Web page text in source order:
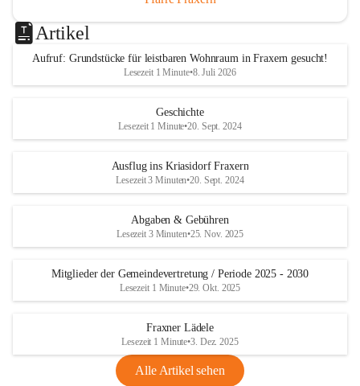
Artikel
Aufruf: Grundstücke für leistbaren Wohnraum in Fraxern gesucht!
Lesezeit 1 Minute•8. Juli 2026
Geschichte
Lesezeit 1 Minute•20. Sept. 2024
Ausflug ins Kriasidorf Fraxern
Lesezeit 3 Minuten•20. Sept. 2024
Abgaben & Gebühren
Lesezeit 3 Minuten•25. Nov. 2025
Mitglieder der Gemeindevertretung / Periode 2025 - 2030
Lesezeit 1 Minute•29. Okt. 2025
Fraxner Lädele
Lesezeit 1 Minute•3. Dez. 2025
Alle Artikel sehen